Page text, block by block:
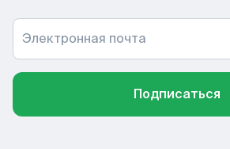
Электронная почта
Подписаться